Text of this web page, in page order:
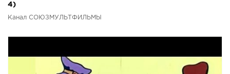
4)
Канал СОЮЗМУЛЬТФИЛЬМЫ